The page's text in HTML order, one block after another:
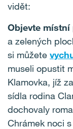
vidět:
Objevte místní
a zelených
si můžete
museli opustit
Klamovka, jíž
sídla rodina
dochovaly
Chrámek noci